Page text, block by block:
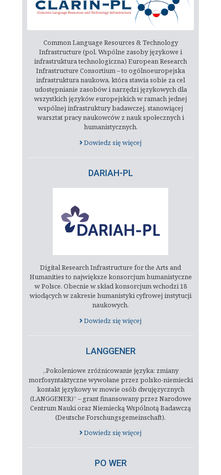
Common Language Resources & Technology
Infrastructure (pol. Wspólne zasoby językowe i
infrastruktura technologiczna) European Research
Infrastructure Consortium – to ogólnoeuropejska
infrastruktura naukowa, która stawia sobie za cel
udostępnianie zasobów i narzędzi językowych dla
wszystkich języków europejskich w ramach jednej
wspólnej infrastruktury badawczej, stanowiącej
warsztat pracy naukowców z nauk społecznych i
humanistycznych.
Dowiedz się więcej
DARIAH-PL
Digital Research Infrastructure for the Arts and
Humanities to największe konsorcjum humanistyczne
w Polsce. Obecnie w skład konsorcjum wchodzi 18
wiodących w zakresie humanistyki cyfrowej instytucji
naukowych.
Dowiedz się więcej
LANGGENER
„Pokoleniowe zróżnicowanie języka: zmiany
morfosyntaktyczne wywołane przez polsko-niemiecki
kontakt językowy w mowie osób dwujęzycznych
(LANGGENER)” – grant finansowany przez Narodowe
Centrum Nauki oraz Niemiecką Wspólnotą Badawczą
(Deutsche Forschungsgemeinschaft).
Dowiedz się więcej
PO WER